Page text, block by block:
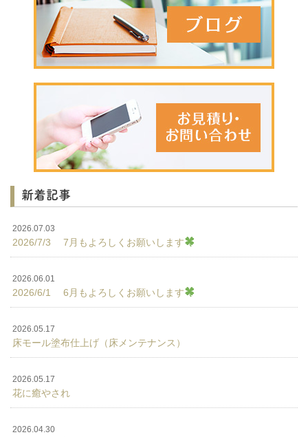
新着記事
2026.07.03
2026/7/3 7月もよろしくお願いします
2026.06.01
2026/6/1 6月もよろしくお願いします
2026.05.17
床モール塗布仕上げ（床メンテナンス）
2026.05.17
花に癒やされ
2026.04.30